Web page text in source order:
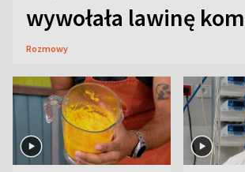
wywołała lawinę
Rozmowy